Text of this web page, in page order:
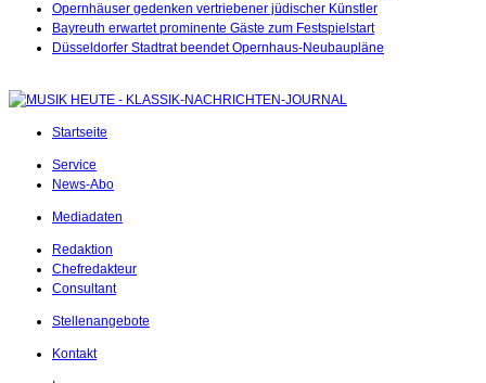
Opernhäuser gedenken vertriebener jüdischer Künstler
Bayreuth erwartet prominente Gäste zum Festspielstart
Düsseldorfer Stadtrat beendet Opernhaus-Neubaupläne
Startseite
Service
News-Abo
Mediadaten
Redaktion
Chefredakteur
Consultant
Stellenangebote
Kontakt